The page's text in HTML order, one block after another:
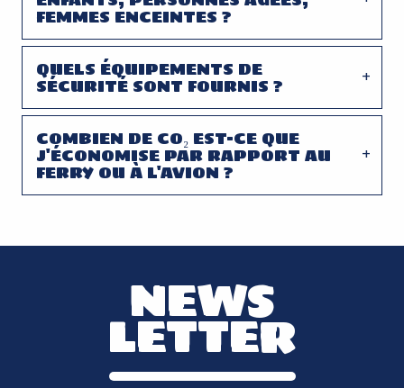
FEMMES ENCEINTES ?
QUELS ÉQUIPEMENTS DE
SÉCURITÉ SONT FOURNIS ?
COMBIEN DE CO₂ EST-CE QUE
J'ÉCONOMISE PAR RAPPORT AU
FERRY OU À L'AVION ?
NEWS
LETTER